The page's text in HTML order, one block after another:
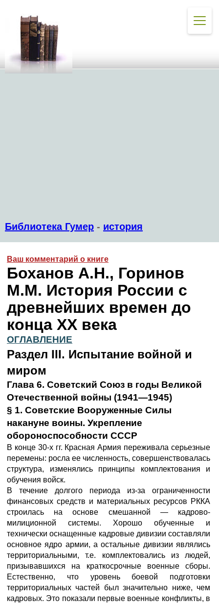
Библиотека Гумер - история
Ваш комментарий о книге
Боханов А.Н., Горинов
М.М. История России с
древнейших времен до
конца XX века
ОГЛАВЛЕНИЕ
Раздел III. Испытание войной и
миром
Глава 6. Советский Союз в годы Великой
Отечественной войны (1941—1945)
§ 1. Советские Вооруженные Силы
накануне воины. Укрепление
обороноспособности СССР
В конце 30-х гг. Красная Армия переживала серьезные
перемены: росла ее численность, совершенствовалась
структура, изменялись принципы комплектования и
обучения войск.
В течение долгого периода из-за ограниченности
финансовых средств и материальных ресурсов РККА
строилась на основе смешанной — кадрово-
милиционной системы. Хорошо обученные и
технически оснащенные кадровые дивизии составляли
основное ядро армии, а остальные дивизии являлись
территориальными, т.е. комплектовались из людей,
призывавшихся на краткосрочные военные сборы.
Естественно, что уровень боевой подготовки
территориальных частей был значительно ниже, чем
кадровых. Это показали первые военные конфликты, в